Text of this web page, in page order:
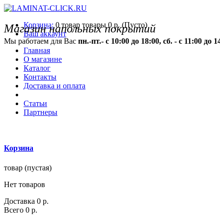
Магазин напольных покрытий
Мы работаем для Вас пн.-пт.- с 10:00 до 18:00, сб. - с 11:00 до
Корзина: 0 товар товары 0 р. (Пусто)
Ваш аккаунт
Главная
О магазине
Каталог
Контакты
Доставка и оплата
Статьи
Партнеры
Корзина
товар (пустая)
Нет товаров
Доставка 0 р.
Всего 0 р.